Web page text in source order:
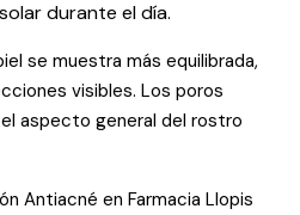
durante el día.
se muestra más equilibrada,
visibles. Los poros
aspecto general del rostro
Antiacné en Farmacia Llopis